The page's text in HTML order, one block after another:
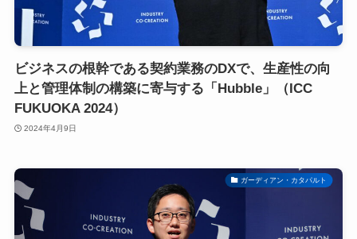
ビジネスの根幹である契約業務のDXで、生産性の向
上と管理体制の構築に寄与する「Hubble」（ICC
FUKUOKA 2024）
2024年4月9日
ガーディアン・カタパルト